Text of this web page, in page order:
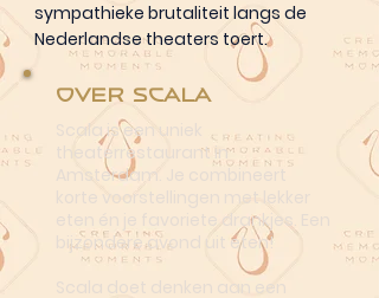
sympathieke brutaliteit langs de
Nederlandse theaters toert.
Over Scala
Scala is een uniek
theaterrestaurant in
Amsterdam. Je combineert
korte voorstellingen met lekker
eten én je favoriete drankjes. Een
bijzondere avond uit eten!
Scala doet denken aan een